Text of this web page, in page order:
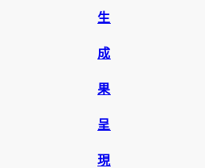
生
成
果
呈
現